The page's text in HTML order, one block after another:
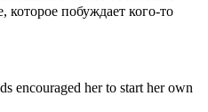
побуждает кого-то
encouraged her to start her own